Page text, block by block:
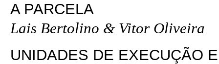
A PARCELA
Lais Bertolino & Vitor Oliveira
UNIDADES DE EXECUÇÃO